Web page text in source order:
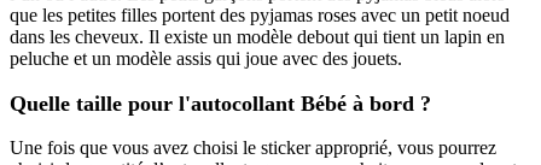
que les petites filles portent des pyjamas roses avec un petit noeud
dans les cheveux. Il existe un modèle debout qui tient un lapin en
peluche et un modèle assis qui joue avec des jouets.
Quelle taille pour l'autocollant Bébé à bord ?
Une fois que vous avez choisi le sticker approprié, vous pourrez